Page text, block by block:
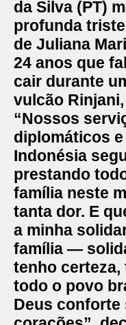
da Silva (PT)
profunda
de Juliana
24 anos que
cair durante
vulcão
“Nossos
diplomáticos
Indonésia
prestando
família neste
tanta dor. E
a minha
família —
tenho certeza,
todo o povo
Deus conforte